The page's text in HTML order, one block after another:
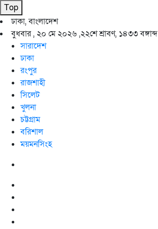
Top
ঢাকা, বাংলাদেশ
বুধবার , ২০ মে ২০২৬ ,২২শে শ্রাবণ, ১৪৩৩ বঙ্গাব্দ
সারাদেশ
ঢাকা
রংপুর
রাজশাহী
সিলেট
খুলনা
চট্টগ্রাম
বরিশাল
ময়মনসিংহ